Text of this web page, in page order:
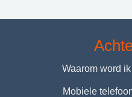
Waarom word
Mobiele